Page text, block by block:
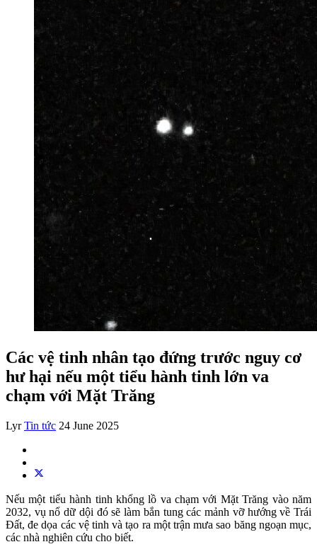
Các vệ tinh nhân tạo đứng trước nguy cơ
hư hại nếu một tiểu hành tinh lớn va
chạm với Mặt Trăng
Lyr Tin tức 24 June 2025
Nếu một tiểu hành tinh khổng lồ va chạm với Mặt Trăng vào năm
2032, vụ nổ dữ dội đó sẽ làm bắn tung các mảnh vỡ hướng về Trái
Đất, đe dọa các vệ tinh và tạo ra một trận mưa sao băng ngoạn mục,
các nhà nghiên cứu cho biết.